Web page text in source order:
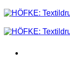
Zum
Inhalt
springen